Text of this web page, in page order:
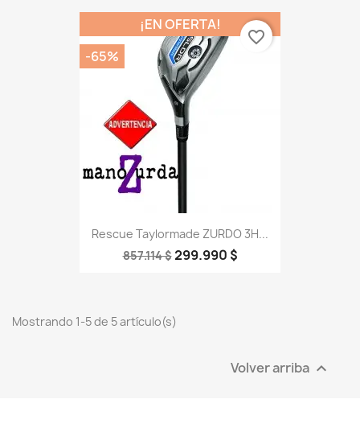
Rescue Taylormade ZURDO 3H...
857.114 $299.990 $
¡EN OFERTA!
-65%
favorite_border
Mostrando 1-5 de 5 artículo(s)
Volver arriba 